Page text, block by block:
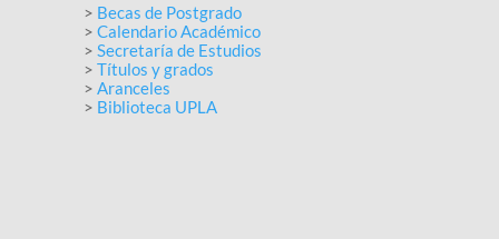
> Becas de Postgrado
> Calendario Académico
> Secretaría de Estudios
> Títulos y grados
> Aranceles
> Biblioteca UPLA